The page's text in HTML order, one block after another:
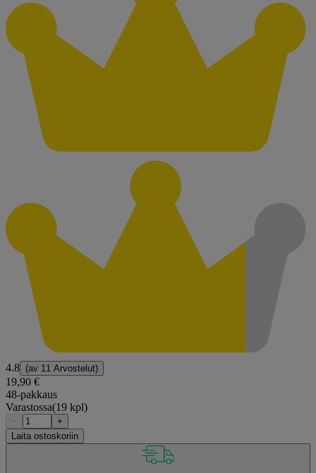
4.8 (av 11 Arvostelut)
19,90 €
48-pakkaus
Varastossa(19 kpl)
−
+
Laita ostoskoriin